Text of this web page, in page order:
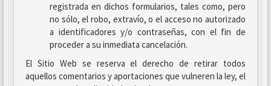
registrada en dichos formularios, tales como, pero
no sólo, el robo, extravío, o el acceso no autorizado
a identificadores y/o contraseñas, con el fin de
proceder a su inmediata cancelación.
El Sitio Web se reserva el derecho de retirar todos
aquellos comentarios y aportaciones que vulneren la ley, el